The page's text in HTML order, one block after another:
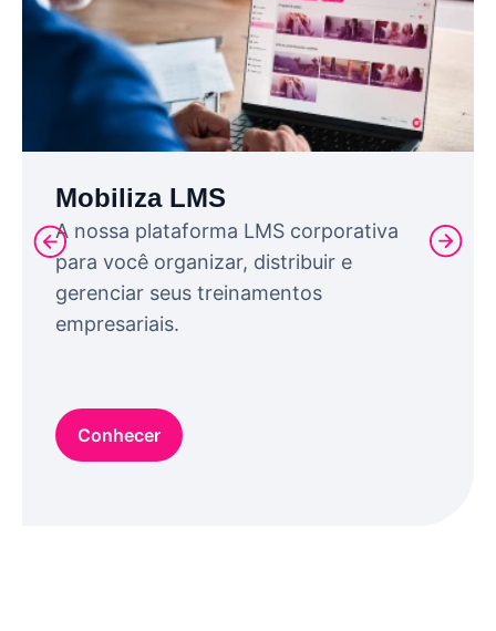
Mobiliza LMS
A nossa plataforma LMS corporativa
para você organizar, distribuir e
gerenciar seus treinamentos
empresariais.
Conhecer